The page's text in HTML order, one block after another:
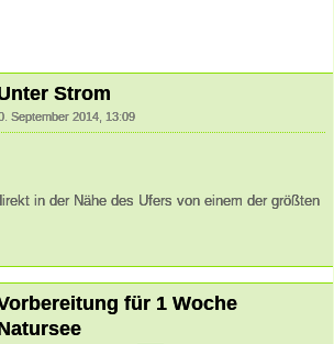
Strom
September 2014, 13:09
in der Nähe des Ufers von einem der größten
für 1 Woche